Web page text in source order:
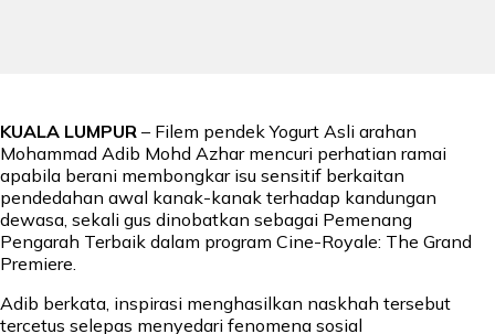
KUALA LUMPUR – Filem pendek Yogurt Asli arahan
Mohammad Adib Mohd Azhar mencuri perhatian ramai
apabila berani membongkar isu sensitif berkaitan
pendedahan awal kanak-kanak terhadap kandungan
dewasa, sekali gus dinobatkan sebagai Pemenang
Pengarah Terbaik dalam program Cine-Royale: The Grand
Premiere.
Adib berkata, inspirasi menghasilkan naskhah tersebut
tercetus selepas menyedari fenomena sosial